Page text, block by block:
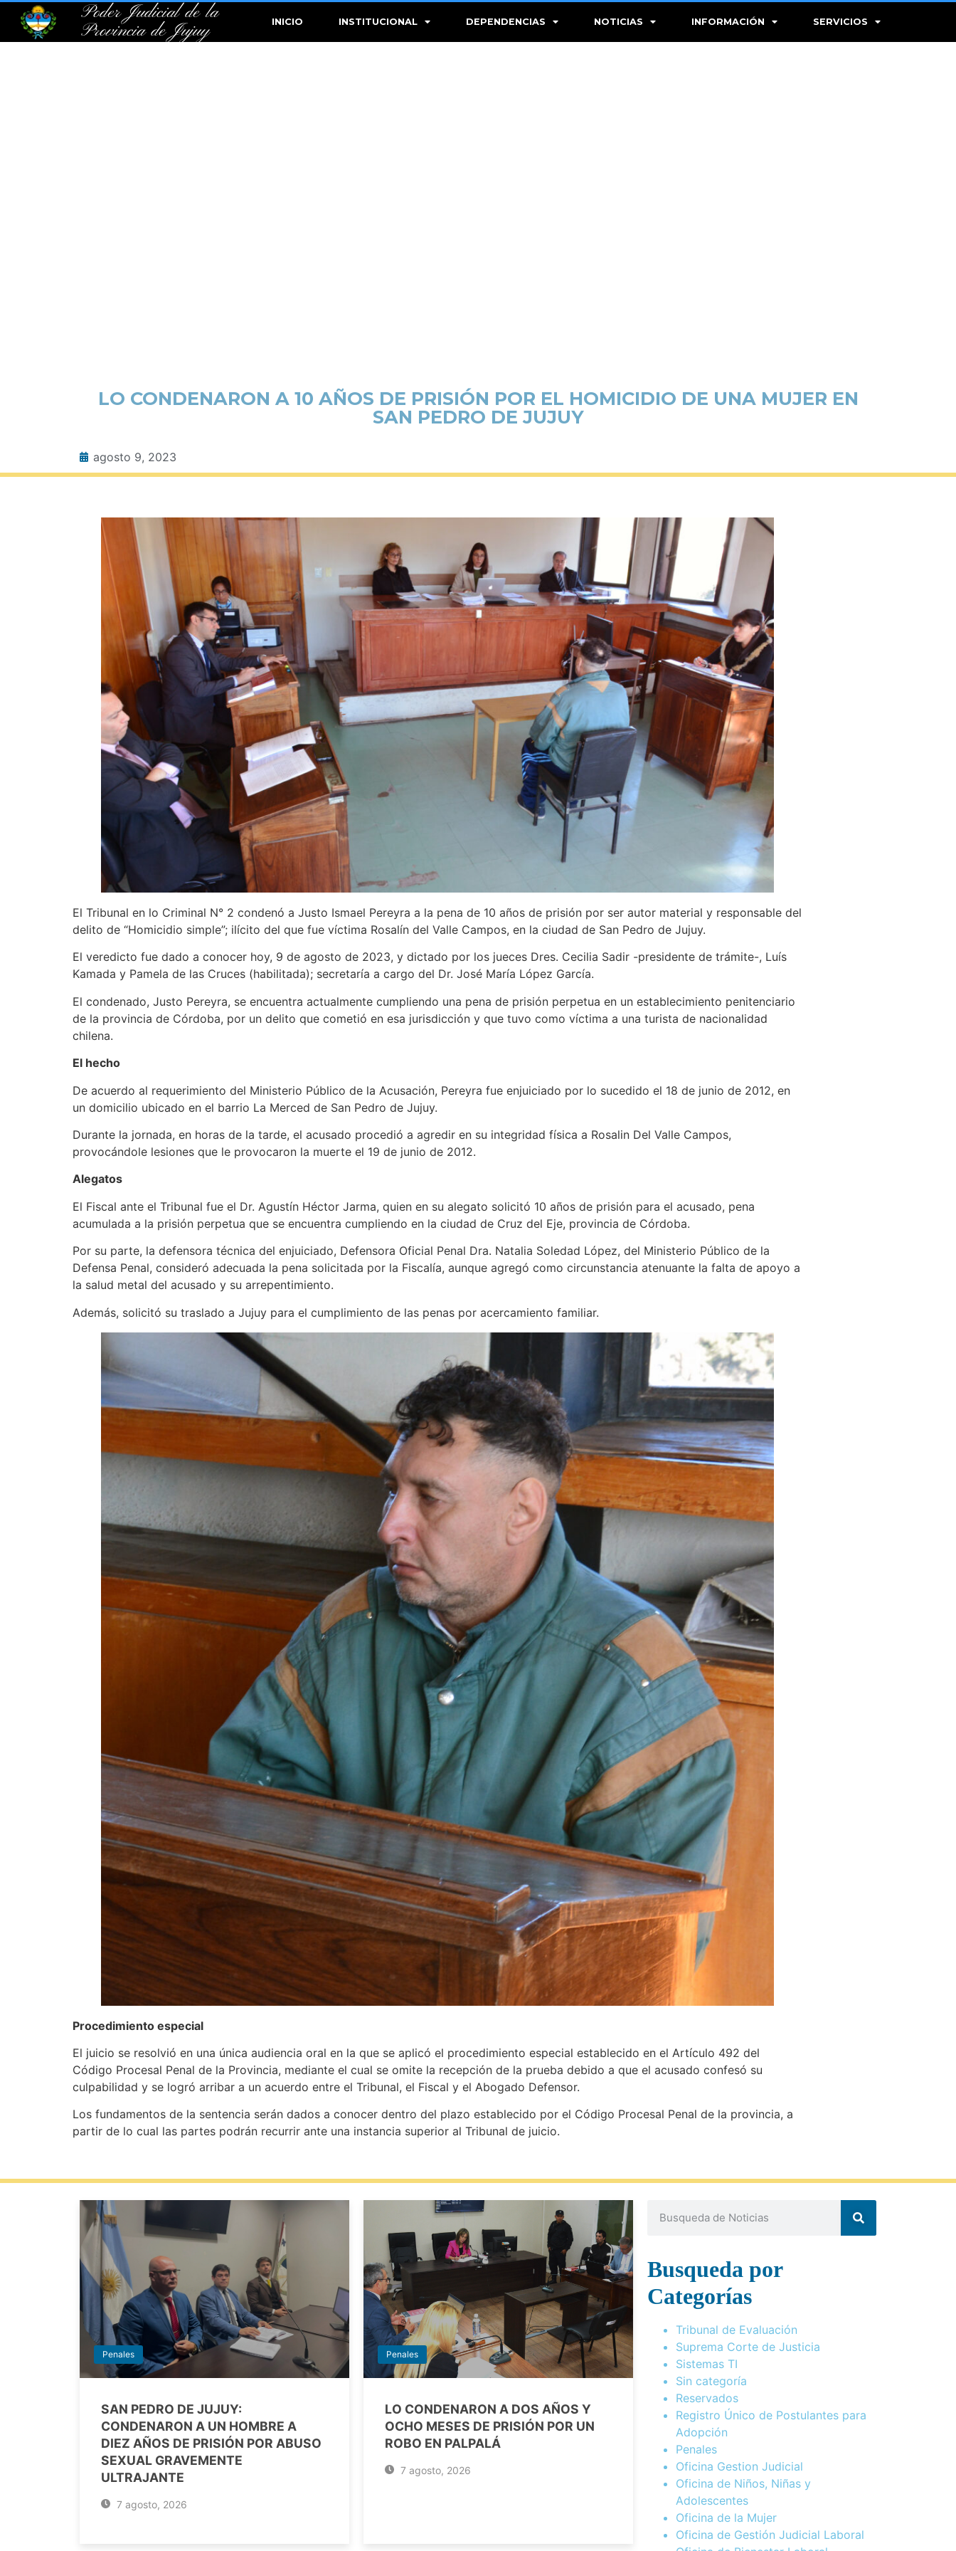
Poder Judicial de la
Provincia de Jujuy
INICIO INSTITUCIONAL DEPENDENCIAS NOTICIAS INFORMACIÓN SERVICIOS
LO CONDENARON A 10 AÑOS DE PRISIÓN POR EL HOMICIDIO DE UNA MUJER EN
SAN PEDRO DE JUJUY
agosto 9, 2023
El Tribunal en lo Criminal N° 2 condenó a Justo Ismael Pereyra a la pena de 10 años de prisión por ser autor material y responsable del
delito de “Homicidio simple”; ilícito del que fue víctima Rosalín del Valle Campos, en la ciudad de San Pedro de Jujuy.
El veredicto fue dado a conocer hoy, 9 de agosto de 2023, y dictado por los jueces Dres. Cecilia Sadir -presidente de trámite-, Luís
Kamada y Pamela de las Cruces (habilitada); secretaría a cargo del Dr. José María López García.
El condenado, Justo Pereyra, se encuentra actualmente cumpliendo una pena de prisión perpetua en un establecimiento penitenciario
de la provincia de Córdoba, por un delito que cometió en esa jurisdicción y que tuvo como víctima a una turista de nacionalidad
chilena.
El hecho
De acuerdo al requerimiento del Ministerio Público de la Acusación, Pereyra fue enjuiciado por lo sucedido el 18 de junio de 2012, en
un domicilio ubicado en el barrio La Merced de San Pedro de Jujuy.
Durante la jornada, en horas de la tarde, el acusado procedió a agredir en su integridad física a Rosalin Del Valle Campos,
provocándole lesiones que le provocaron la muerte el 19 de junio de 2012.
Alegatos
El Fiscal ante el Tribunal fue el Dr. Agustín Héctor Jarma, quien en su alegato solicitó 10 años de prisión para el acusado, pena
acumulada a la prisión perpetua que se encuentra cumpliendo en la ciudad de Cruz del Eje, provincia de Córdoba.
Por su parte, la defensora técnica del enjuiciado, Defensora Oficial Penal Dra. Natalia Soledad López, del Ministerio Público de la
Defensa Penal, consideró adecuada la pena solicitada por la Fiscalía, aunque agregó como circunstancia atenuante la falta de apoyo a
la salud metal del acusado y su arrepentimiento.
Además, solicitó su traslado a Jujuy para el cumplimiento de las penas por acercamiento familiar.
Procedimiento especial
El juicio se resolvió en una única audiencia oral en la que se aplicó el procedimiento especial establecido en el Artículo 492 del
Código Procesal Penal de la Provincia, mediante el cual se omite la recepción de la prueba debido a que el acusado confesó su
culpabilidad y se logró arribar a un acuerdo entre el Tribunal, el Fiscal y el Abogado Defensor.
Los fundamentos de la sentencia serán dados a conocer dentro del plazo establecido por el Código Procesal Penal de la provincia, a
partir de lo cual las partes podrán recurrir ante una instancia superior al Tribunal de juicio.
Penales
SAN PEDRO DE JUJUY:
CONDENARON A UN HOMBRE A
DIEZ AÑOS DE PRISIÓN POR ABUSO
SEXUAL GRAVEMENTE
ULTRAJANTE
7 agosto, 2026
Penales
LO CONDENARON A DOS AÑOS Y
OCHO MESES DE PRISIÓN POR UN
ROBO EN PALPALÁ
7 agosto, 2026
Busqueda por
Categorías
Tribunal de Evaluación
Suprema Corte de Justicia
Sistemas TI
Sin categoría
Reservados
Registro Único de Postulantes para
Adopción
Penales
Oficina Gestion Judicial
Oficina de Niños, Niñas y
Adolescentes
Oficina de la Mujer
Oficina de Gestión Judicial Laboral